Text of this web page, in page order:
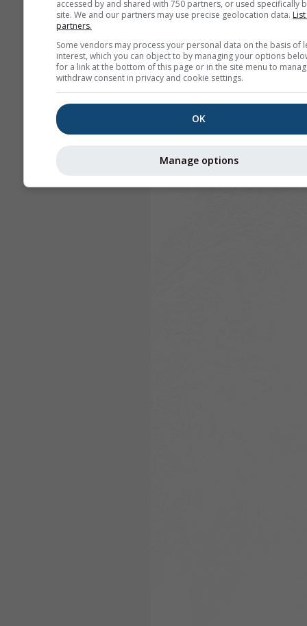
accessed by and shared with 750 partners, or used specifically
site. We and our partners may use precise geolocation data.
partners.
Some vendors may process your personal data on the basis of
interest, which you can object to by managing your options
for a link at the bottom of this page or in the site menu to
withdraw consent in privacy and cookie settings.
OK
Manage options